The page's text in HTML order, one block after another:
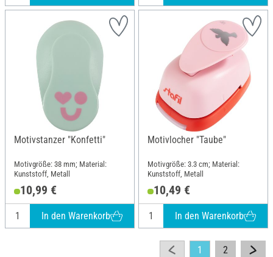
Motivstanzer "Konfetti"
Motivgröße: 38 mm; Material:
Kunststoff, Metall
10,99 €
In den Warenkorb
Motivlocher "Taube"
Motivgröße: 3.3 cm; Material:
Kunststoff, Metall
10,49 €
In den Warenkorb
1 2